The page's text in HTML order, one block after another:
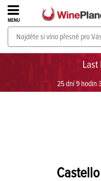
Last
25 dní 9 hodin
MENU
PROSECCO v akci